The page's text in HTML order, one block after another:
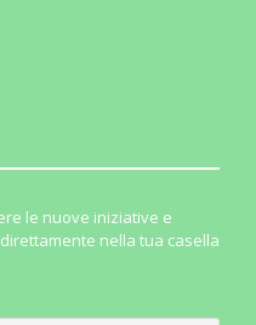
le nuove iniziative e
nella tua casella